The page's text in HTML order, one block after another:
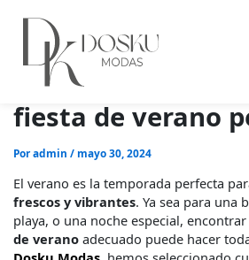
Encuentra el
fiesta de verano
Poradmin / mayo 30, 2024
El verano es la temporada perfecta
frescos y vibrantes. Ya sea para una
playa, o una noche especial, encontrar
de veranoadecuado puede hacer